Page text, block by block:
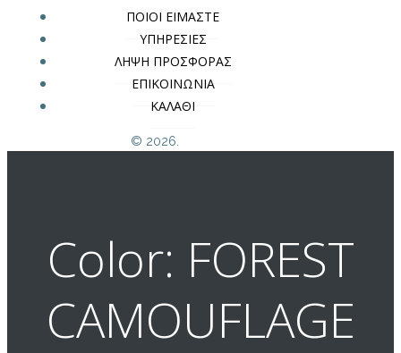
ΠΟΙΟΙ ΕΙΜΑΣΤΕ
ΥΠΗΡΕΣΙΕΣ
ΛΗΨΗ ΠΡΟΣΦΟΡΑΣ
ΕΠΙΚΟΙΝΩΝΙΑ
ΚΑΛΑΘΙ
© 2026.
Color: FOREST
CAMOUFLAGE